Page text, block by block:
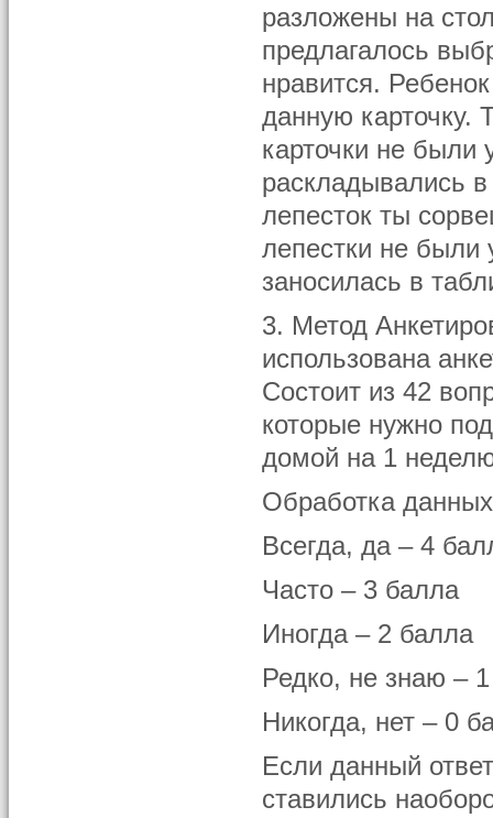
разложены на
предлагалось
нравится.
данную карточку.
карточки не были
раскладывались
лепесток ты
лепестки не были
заносилась в
3. Метод
использована
Состоит из 42
которые нужно
домой на 1
Обработка
Всегда, да – 4
Часто – 3 балла
Иногда – 2 балла
Редко, не знаю –
Никогда, нет – 0
Если данный
ставились